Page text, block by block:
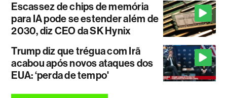
Escassez de chips de memória
para IA pode se estender além de
2030, diz CEO da SK Hynix
Trump diz que trégua com Irã
acabou após novos ataques dos
EUA: ‘perda de tempo'